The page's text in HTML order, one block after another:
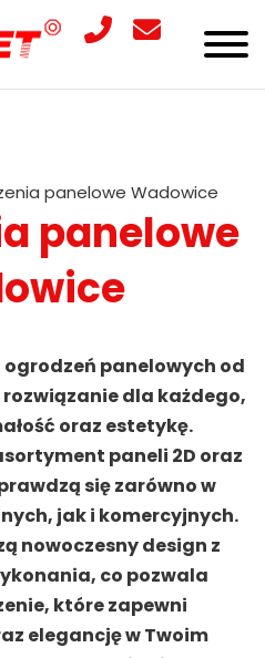
panelowe Wadowice
panelowe
panelowych od
rozwiązanie dla każdego,
oraz estetykę.
paneli 2D oraz
się zarówno w
jak i komercyjnych.
nowoczesny design z
co pozwala
które zapewni
elegancję w Twoim